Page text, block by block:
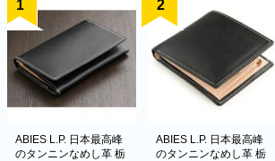
ABIES L.P. 日本最高峰
のタンニンなめし革 栃
ABIES L.P. 日本最高峰
のタンニンなめし革 栃